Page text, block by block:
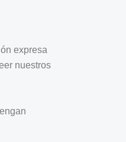
expresa
nuestros